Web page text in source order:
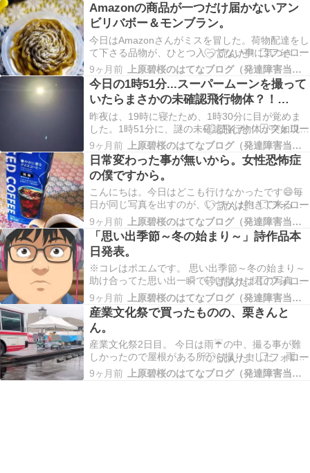
を待ってる所です。 金山駅に着いた。こちら側は
名鉄 コチラ側がJRとなっている。 金山駅北口 商
業施…
Amazonの商品が一つだけ届かないアン
ビリバボー＆モンブラン。
今日はAmazonさんがミスを冒した。荷物配達をし
て下さる品物が、ひとつ入ってない事に気づき、
Amazonカスタマーセンターに問い合わせしたら、
荷物の配送する業者が何らかの不具合で入れ忘れ
た・・・と言う珍事件が起こった。 女性のカスタ
マーサポーターの方に「キューピーiドリンク」…
9ヶ月前 上原碧桜のはてなブログ（発達障害当事者）
今日の1時51分...スーパームーンを撮って
いたらまさかの未確認飛行物体？！
（笑）
昨夜は、19時に寝たため、1時30分に目が覚めま
した。1時51分に、謎の未確認飛行物体が突如現れ
ました。 あれは何だ？！ 1秒間隔に連射撮りを始
めた。 解像度MAX（4080×1686）pixでそのまま
掲載させます。。。 クラゲ？！(^-^; 消えた！！
月を回るこの緑色の物体…
9ヶ月前 上原碧桜のはてなブログ（発達障害当事者）
日常変わった事が無いから。女性恐怖症
の僕ですから。
こんにちは。今日はどこも行けなかったです😄毎
日が同じ写真を出すのが、いつかは飽きて来ると
思えます。日常で変わった事が無いから、同じ写
真になってしまうのです。皆様にはご迷惑とご心
配をお掛け致しており、ご了承の上、記事を出さ
せて貰ってます。新しい記事を読みたくても次か
ら次へと記事を…
9ヶ月前 上原碧桜のはてなブログ（発達障害当事者）
「思い出季節～冬の始まり～」詩作品本
日発表。
※コレはポエムです。 思い出季節～冬の始まり～
助け合ってた思い出一瞬で砕け散れば君の写真の
中で眠ってた遠い過去の記憶。 「うんと寒い」葛
（つづら）が一風変わった季節を巻き起こし、君
が贈ってくれたハロウィン🎃もプレゼントで賄う
事が過ぎ去ろうか。 11月が過ぎ、君との思い出を
新し…
9ヶ月前 上原碧桜のはてなブログ（発達障害当事者）
産業文化祭で買ったものの、栗きんと
ん。
産業文化祭2日目。 今日は雨☔の中、撮る事が難
しかったので屋根がある所から撮りました。 雨☔
でも足を運んでくれる人がいてくれたので、嬉し
かったです。 栗きんとん6個入りで1,440円のとこ
9ヶ月前 上原碧桜のはてなブログ（発達障害当事者）